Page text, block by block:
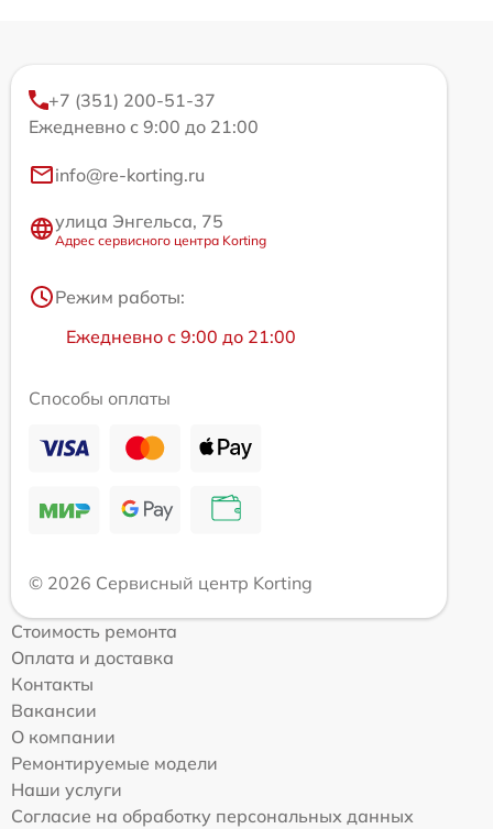
+7 (351) 200-51-37
Ежедневно с 9:00 до 21:00
info@re-korting.ru
улица Энгельса, 75
Адрес сервисного центра Korting
Режим работы:
Ежедневно с 9:00 до 21:00
Способы оплаты
© 2026 Сервисный центр Korting
Стоимость ремонта
Оплата и доставка
Контакты
Вакансии
О компании
Ремонтируемые модели
Наши услуги
Согласие на обработку персональных данных